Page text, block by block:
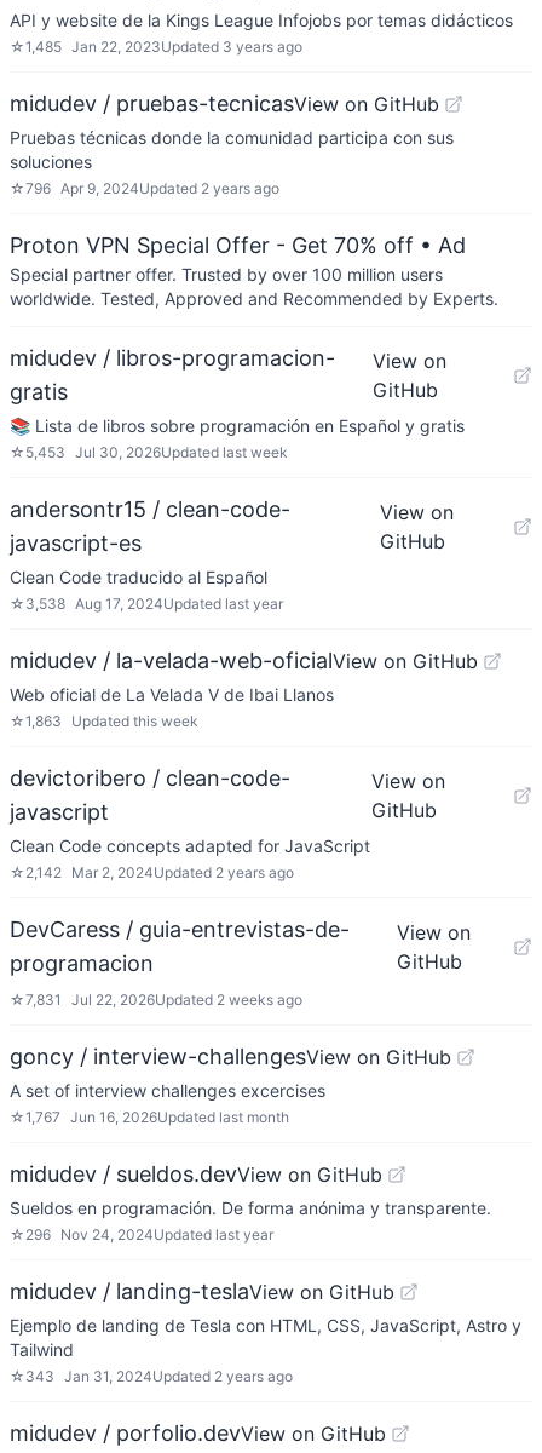
API y website de la Kings League Infojobs por temas didácticos
☆1,485 Jan 22, 2023Updated 3 years ago
midudev / pruebas-tecnicasView on GitHub
Pruebas técnicas donde la comunidad participa con sus
soluciones
☆796 Apr 9, 2024Updated 2 years ago
Proton VPN Special Offer - Get 70% off • Ad
Special partner offer. Trusted by over 100 million users
worldwide. Tested, Approved and Recommended by Experts.
midudev / libros-programacion-
gratis
View on
GitHub
📚 Lista de libros sobre programación en Español y gratis
☆ 5,453 Jul 30, 2026Updated last week
andersontr15 / clean-code-
javascript-es
View on
GitHub
Clean Code traducido al Español
☆ 3,538 Aug 17, 2024Updated last year
midudev / la-velada-web-oficialView on GitHub
Web oficial de La Velada V de Ibai Llanos
☆1,863 Updated this week
devictoribero / clean-code-
javascript
View on
GitHub
Clean Code concepts adapted for JavaScript
☆ 2,142 Mar 2, 2024Updated 2 years ago
DevCaress / guia-entrevistas-de-
programacion
View on
GitHub
☆7,831 Jul 22, 2026Updated 2 weeks ago
goncy / interview-challengesView on GitHub
A set of interview challenges excercises
☆1,767 Jun 16, 2026Updated last month
midudev / sueldos.devView on GitHub
Sueldos en programación. De forma anónima y transparente.
☆ 296 Nov 24, 2024Updated last year
midudev / landing-teslaView on GitHub
Ejemplo de landing de Tesla con HTML, CSS, JavaScript, Astro y
Tailwind
☆ 343 Jan 31, 2024Updated 2 years ago
midudev / porfolio.devView on GitHub